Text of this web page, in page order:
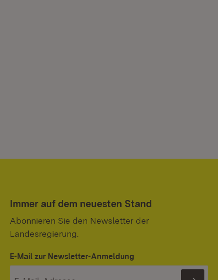
Immer auf dem neuesten Stand
Abonnieren Sie den Newsletter der
Landesregierung.
E-Mail zur Newsletter-Anmeldung